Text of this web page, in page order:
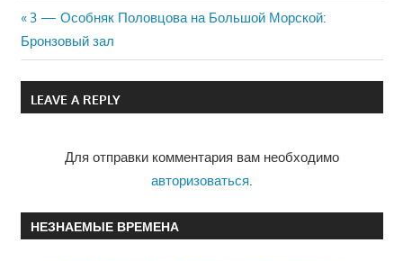
Навигация
по
записям
Previous
Post:
3 — Особняк Половцова на Большой Морской:
Бронзовый зал
LEAVE A REPLY
Для отправки комментария вам необходимо
авторизоваться
НЕЗНАЕМЫЕ ВРЕМЕНА